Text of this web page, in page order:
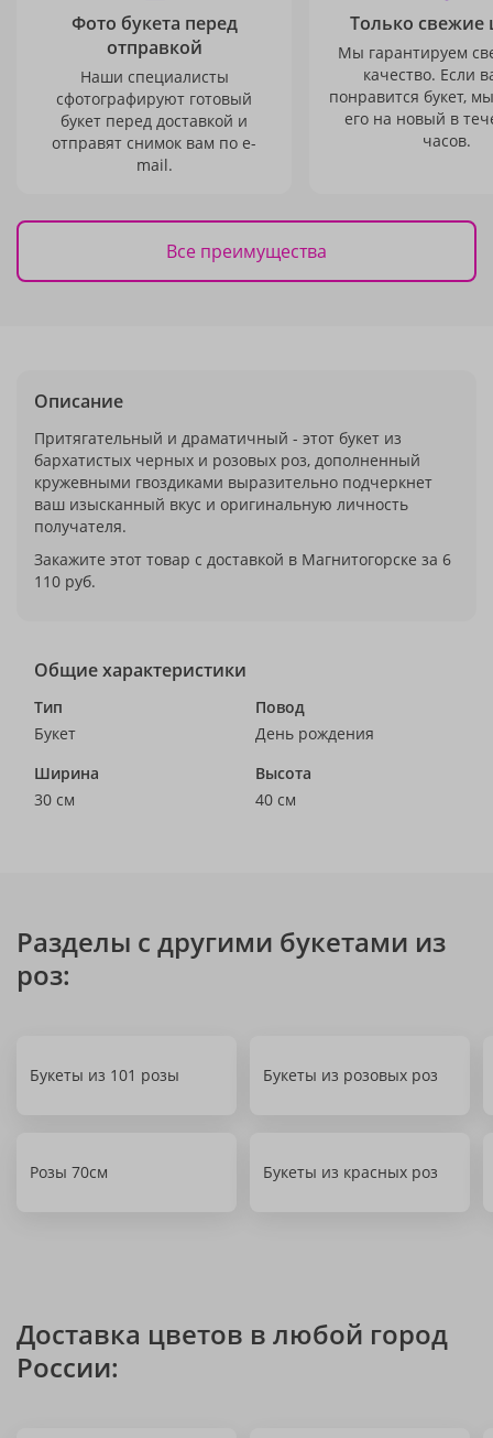
Фото букета перед
отправкой
Наши специалисты
сфотографируют готовый
букет перед доставкой и
отправят снимок вам по e-
mail.
Только свежие
Мы гарантируем
качество. Если
понравится букет,
его на новый в
часов.
Все преимущества
Описание
Притягательный и драматичный - этот букет из
бархатистых черных и розовых роз, дополненный
кружевными гвоздиками выразительно подчеркнет
ваш изысканный вкус и оригинальную личность
получателя.
Закажите этот товар с доставкой в Магнитогорске за 6
110 руб.
Общие характеристики
Тип
Букет
Повод
День рождения
Ширина
30 см
Высота
40 см
Разделы с другими букетами из
роз:
Букеты из 101 розы Букеты из розовых роз
Розы 70см Букеты из красных роз
Доставка цветов в любой город
России: